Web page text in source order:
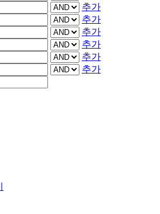
추가
추가
추가
추가
추가
추가